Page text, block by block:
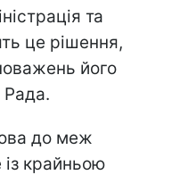
та
це рішення,
його
до меж
із крайньою